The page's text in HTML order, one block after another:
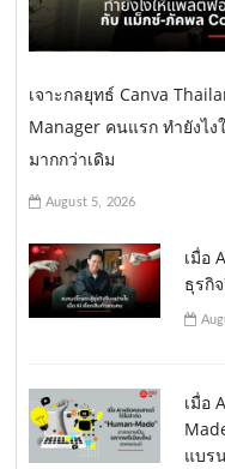
เจาะกลยุทธ์ Canva
Manager คนแรก ทำยังไ
มากกว่าเดิม
August 5, 2026
เมื่อ
ธุรกิ
เมื่อ
แบร